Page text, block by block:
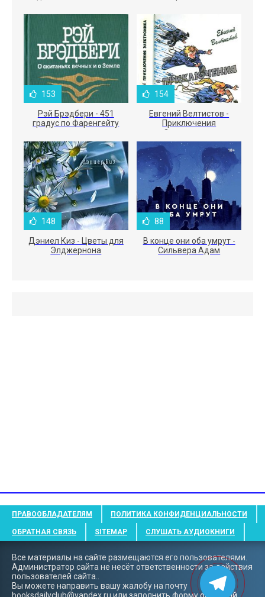
153
Рэй Брэдбери - 451
градус по Фаренгейту
154
Евгений Велтистов -
Приключения
Электроника
148
Дэниел Киз - Цветы для
Элджернона
88
В конце они оба умрут -
Сильвера Адам
ПРАВООБЛАДАТЕЛЯМ ПОЛИТИКА КОНФИДЕНЦИАЛЬНОСТИ
ОБРАТНАЯ СВЯЗЬ SITEMAP СЛУШАТЬ АУДИОКНИГИ
Все материалы на сайте размещаются его пользователями.
Администратор сайта не несёт ответственности за действия
пользователей сайта..
Вы можете направить вашу жалобу на почту